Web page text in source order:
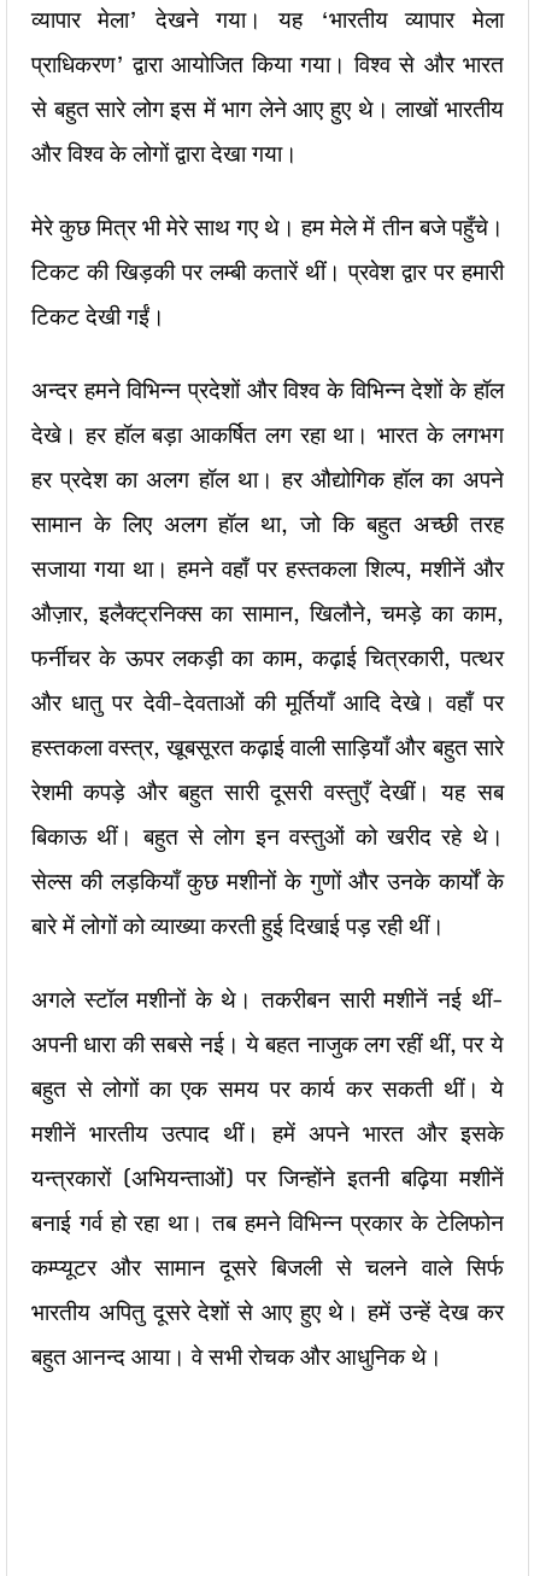
व्यापार मेला’ देखने गया। यह ‘भारतीय व्यापार मेला
प्राधिकरण’ द्वारा आयोजित किया गया। विश्व से और भारत
से बहुत सारे लोग इस में भाग लेने आए हुए थे। लाखों भारतीय
और विश्व के लोगों द्वारा देखा गया।
मेरे कुछ मित्र भी मेरे साथ गए थे। हम मेले में तीन बजे पहुँचे।
टिकट की खिड़की पर लम्बी कतारें थीं। प्रवेश द्वार पर हमारी
टिकट देखी गईं।
अन्दर हमने विभिन्न प्रदेशों और विश्व के विभिन्न देशों के हॉल
देखे। हर हॉल बड़ा आकर्षित लग रहा था। भारत के लगभग
हर प्रदेश का अलग हॉल था। हर औद्योगिक हॉल का अपने
सामान के लिए अलग हॉल था, जो कि बहुत अच्छी तरह
सजाया गया था। हमने वहाँ पर हस्तकला शिल्प, मशीनें और
औज़ार, इलैक्ट्रनिक्स का सामान, खिलौने, चमड़े का काम,
फर्नीचर के ऊपर लकड़ी का काम, कढ़ाई चित्रकारी, पत्थर
और धातु पर देवी-देवताओं की मूर्तियाँ आदि देखे। वहाँ पर
हस्तकला वस्त्र, खूबसूरत कढ़ाई वाली साड़ियाँ और बहुत सारे
रेशमी कपड़े और बहुत सारी दूसरी वस्तुएँ देखीं। यह सब
बिकाऊ थीं। बहुत से लोग इन वस्तुओं को खरीद रहे थे।
सेल्स की लड़कियाँ कुछ मशीनों के गुणों और उनके कार्यों के
बारे में लोगों को व्याख्या करती हुई दिखाई पड़ रही थीं।
अगले स्टॉल मशीनों के थे। तकरीबन सारी मशीनें नई थीं-
अपनी धारा की सबसे नई। ये बहत नाजुक लग रहीं थीं, पर ये
बहुत से लोगों का एक समय पर कार्य कर सकती थीं। ये
मशीनें भारतीय उत्पाद थीं। हमें अपने भारत और इसके
यन्त्रकारों (अभियन्ताओं) पर जिन्होंने इतनी बढ़िया मशीनें
बनाई गर्व हो रहा था। तब हमने विभिन्न प्रकार के टेलिफोन
कम्प्यूटर और सामान दूसरे बिजली से चलने वाले सिर्फ
भारतीय अपितु दूसरे देशों से आए हुए थे। हमें उन्हें देख कर
बहुत आनन्द आया। वे सभी रोचक और आधुनिक थे।